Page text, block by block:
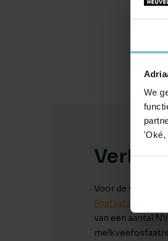
We
'Oké,
Voor de verkoop
Fosfaatstroom
van een aantal